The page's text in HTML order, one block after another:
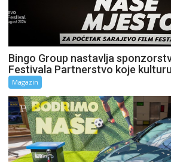
Bingo Group nastavlja
Festivala Partnerstvo koje
Magazin